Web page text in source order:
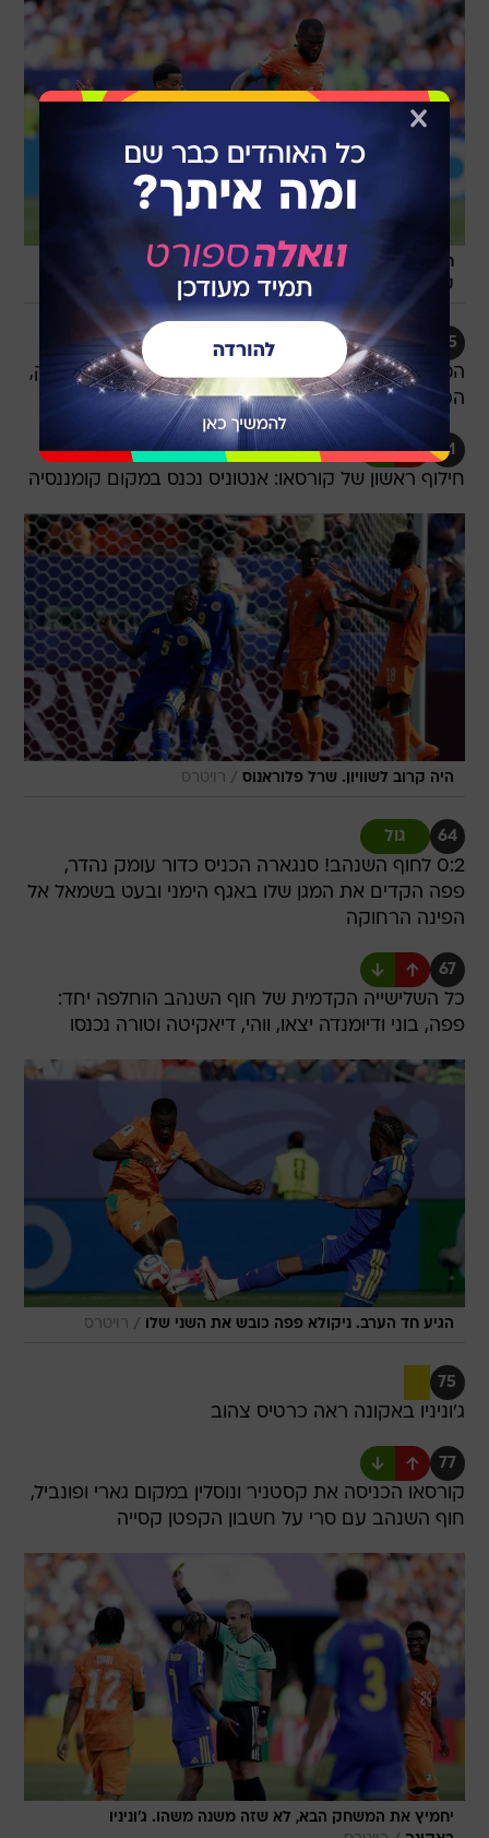
חוף השנהב לא מצליחה לסגור עניין. פרנק
קסייה
GettyImages, Kevin C. Cox
55
המגן השמאלי פלוראנוס כמעט הפתיע עם טיל ממרחק,
הכדור שלו שרק סנטימטרים מעל המשקוף
61
חילוף ראשון של קורסאו: אנטוניס נכנס במקום קומננסיה
היה קרוב לשוויון. שרל פלוראנוס / רויטרס
64 גול
0:2 לחוף השנהב! סנגארה הכניס כדור עומק נהדר,
פפה הקדים את המגן שלו באגף הימני ובעט בשמאל אל
הפינה הרחוקה
67
כל השלישייה הקדמית של חוף השנהב הוחלפה יחד:
פפה, בוני ודיומנדה יצאו, ווהי, דיאקיטה וטורה נכנסו
הגיע חד הערב. ניקולא פפה כובש את השני שלו / רויטרס
75
ג'וניניו באקונה ראה כרטיס צהוב
77
קורסאו הכניסה את קסטניר ונוסלין במקום גארי ופונביל,
חוף השנהב עם סרי על חשבון הקפטן קסייה
יחמיץ את המשחק הבא, לא שזה משנה משהו. ג'וניניו